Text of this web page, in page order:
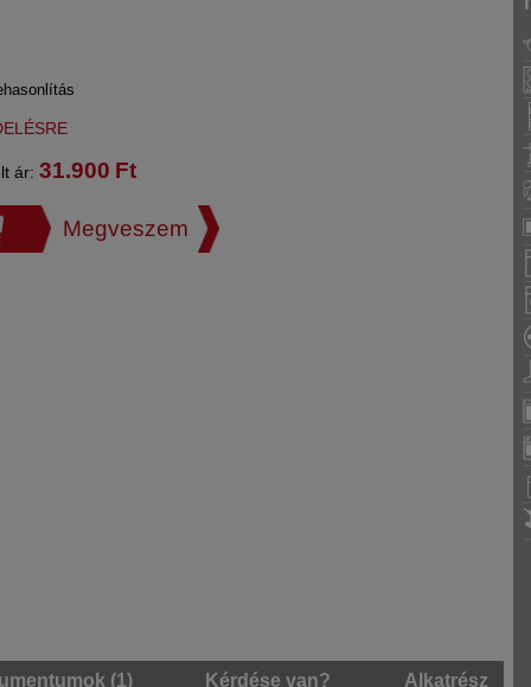
ár: 31.900 Ft
Megveszem
(1) Kérdése van?
Alkatrész